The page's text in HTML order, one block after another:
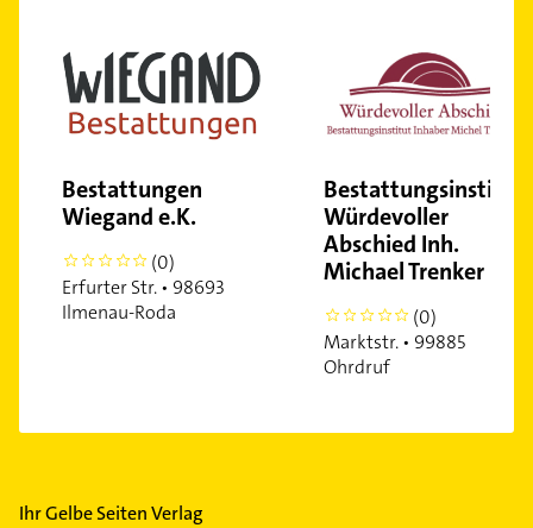
Bestattungen
Wiegand e.K.
0
(0)
Erfurter Str. • 98693
Ilmenau-Roda
Bestattungsinstitut
Würdevoller
Abschied Inh.
Michael Trenker
0
(0)
Marktstr. • 99885
Ohrdruf
Ihr Gelbe Seiten Verlag